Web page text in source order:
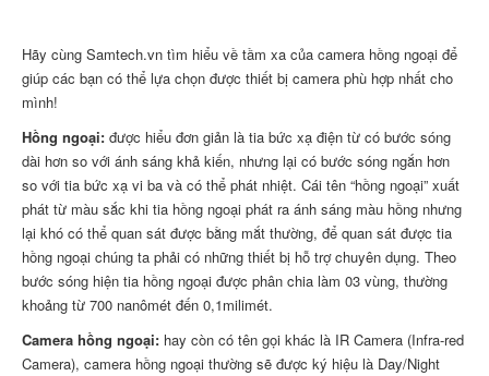
Hãy cùng Samtech.vn tìm hiểu về tầm xa của camera hồng ngoại để
giúp các bạn có thể lựa chọn được thiết bị camera phù hợp nhất cho
mình!
Hồng ngoại: được hiểu đơn giản là tia bức xạ điện từ có bước sóng
dài hơn so với ánh sáng khả kiến, nhưng lại có bước sóng ngắn hơn
so với tia bức xạ vi ba và có thể phát nhiệt. Cái tên “hồng ngoại” xuất
phát từ màu sắc khi tia hồng ngoại phát ra ánh sáng màu hồng nhưng
lại khó có thể quan sát được bằng mắt thường, để quan sát được tia
hồng ngoại chúng ta phải có những thiết bị hỗ trợ chuyên dụng. Theo
bước sóng hiện tia hồng ngoại được phân chia làm 03 vùng, thường
khoảng từ 700 nanômét đến 0,1milimét.
Camera hồng ngoại: hay còn có tên gọi khác là IR Camera (Infra-red
Camera), camera hồng ngoại thường sẽ được ký hiệu là Day/Night